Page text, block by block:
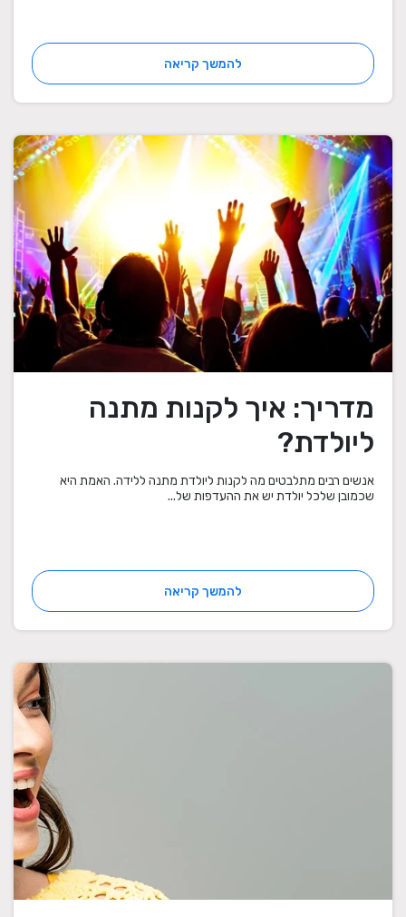
להמשך קריאה
מדריך: איך לקנות מתנה
ליולדת?
אנשים רבים מתלבטים מה לקנות ליולדת מתנה ללידה. האמת היא
שכמובן שלכל יולדת יש את ההעדפות של...
להמשך קריאה